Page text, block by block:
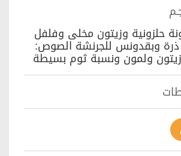
حلزونية وزيتون مخلى وفلفل
ذرة وبقدونس للجرنشة الصوص:
ولمون ونسبة ثوم بسيطة